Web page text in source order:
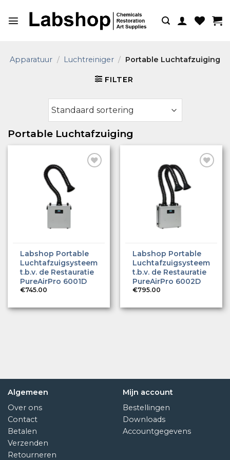
naar
Apparatuur / Luchtreiniger / Portable Luchtafzuiging
FILTER
Portable Luchtafzuiging
Labshop Portable
Luchtafzuigsysteem
t.b.v. de Restauratie
PureAirPro 6001D
€745.00
Labshop Portable
Luchtafzuigsysteem
t.b.v. de Restauratie
PureAirPro 6002D
€795.00
Algemeen
Over ons
Contact
Betalen
Verzenden
Retourneren
Mijn account
Bestellingen
Downloads
Accountgegevens